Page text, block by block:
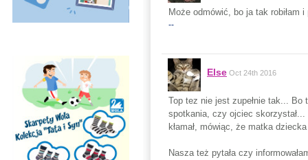
Może odmówić, bo ja tak robiłam
--
Else Oct 24th 2016
Top tez nie jest zupełnie tak... Bo
spotkania, czy ojciec
kłamał, mówiąc, że matka
Nasza też pytała czy